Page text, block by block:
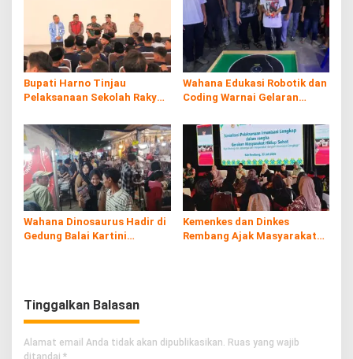
Bupati Harno Tinjau
Pelaksanaan Sekolah Rakyat
Wahana Edukasi Robotik dan
Coding Warnai Gelaran
Wahana Dinosaurus Hadir di
Gedung Balai Kartini
Kemenkes dan Dinkes
Rembang Ajak Masyarakat
Tinggalkan Balasan
Alamat email Anda tidak akan dipublikasikan. Ruas yang wajib